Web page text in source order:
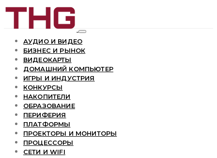
АУДИО И ВИДЕО
БИЗНЕС И РЫНОК
ВИДЕОКАРТЫ
ДОМАШНИЙ КОМПЬЮТЕР
ИГРЫ И ИНДУСТРИЯ
КОНКУРСЫ
НАКОПИТЕЛИ
ОБРАЗОВАНИЕ
ПЕРИФЕРИЯ
ПЛАТФОРМЫ
ПРОЕКТОРЫ И МОНИТОРЫ
ПРОЦЕССОРЫ
СЕТИ И WIFI